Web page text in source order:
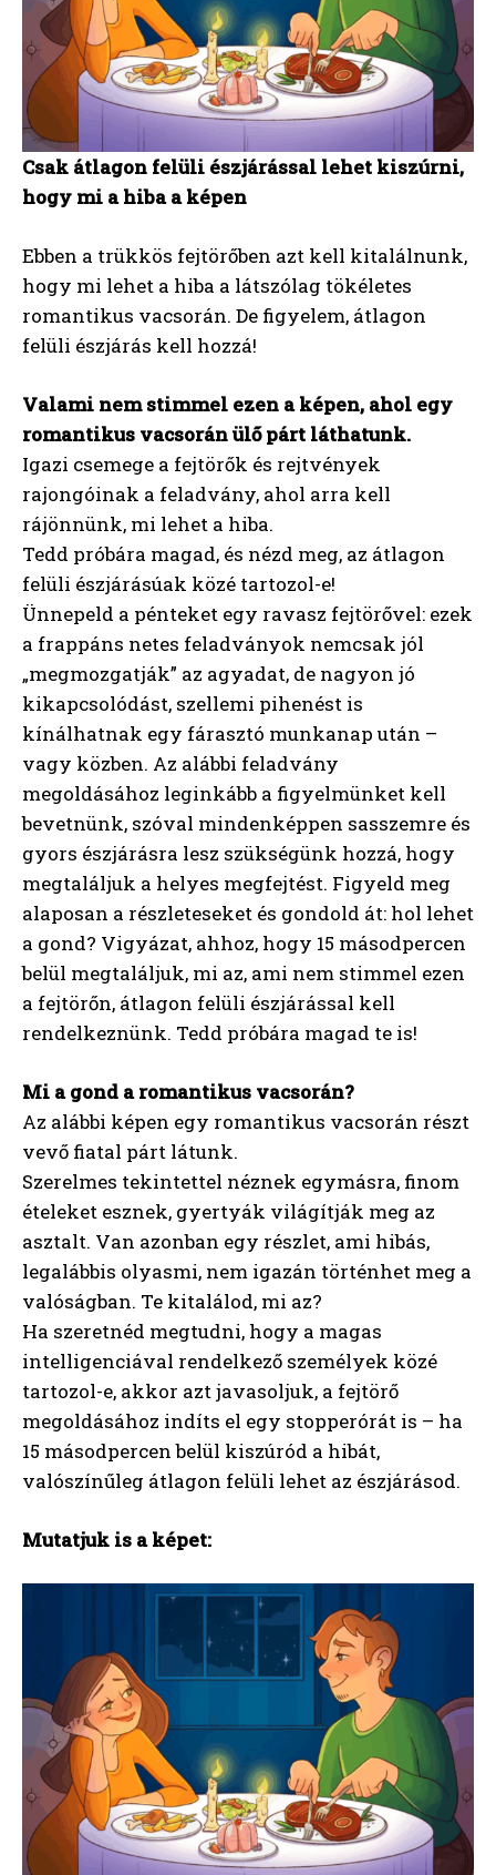
Csak átlagon felüli észjárással lehet kiszúrni,
hogy mi a hiba a képen
Ebben a trükkös fejtörőben azt kell kitalálnunk,
hogy mi lehet a hiba a látszólag tökéletes
romantikus vacsorán. De figyelem, átlagon
felüli észjárás kell hozzá!
Valami nem stimmel ezen a képen, ahol egy
romantikus vacsorán ülő párt láthatunk.
Igazi csemege a fejtörők és rejtvények
rajongóinak a feladvány, ahol arra kell
rájönnünk, mi lehet a hiba.
Tedd próbára magad, és nézd meg, az átlagon
felüli észjárásúak közé tartozol-e!
Ünnepeld a pénteket egy ravasz fejtörővel: ezek
a frappáns netes feladványok nemcsak jól
„megmozgatják” az agyadat, de nagyon jó
kikapcsolódást, szellemi pihenést is
kínálhatnak egy fárasztó munkanap után –
vagy közben. Az alábbi feladvány
megoldásához leginkább a figyelmünket kell
bevetnünk, szóval mindenképpen sasszemre és
gyors észjárásra lesz szükségünk hozzá, hogy
megtaláljuk a helyes megfejtést. Figyeld meg
alaposan a részleteseket és gondold át: hol lehet
a gond? Vigyázat, ahhoz, hogy 15 másodpercen
belül megtaláljuk, mi az, ami nem stimmel ezen
a fejtörőn, átlagon felüli észjárással kell
rendelkeznünk. Tedd próbára magad te is!
Mi a gond a romantikus vacsorán?
Az alábbi képen egy romantikus vacsorán részt
vevő fiatal párt látunk.
Szerelmes tekintettel néznek egymásra, finom
ételeket esznek, gyertyák világítják meg az
asztalt. Van azonban egy részlet, ami hibás,
legalábbis olyasmi, nem igazán történhet meg a
valóságban. Te kitalálod, mi az?
Ha szeretnéd megtudni, hogy a magas
intelligenciával rendelkező személyek közé
tartozol-e, akkor azt javasoljuk, a fejtörő
megoldásához indíts el egy stopperórát is – ha
15 másodpercen belül kiszúród a hibát,
valószínűleg átlagon felüli lehet az észjárásod.
Mutatjuk is a képet: